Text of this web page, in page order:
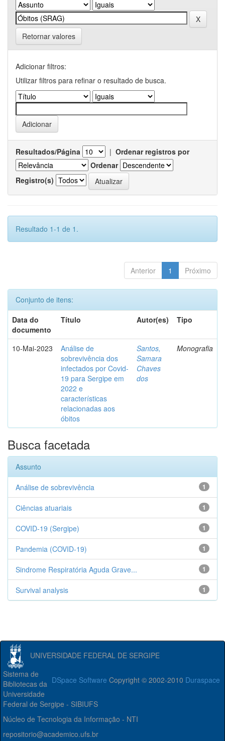
Retornar valores
Adicionar filtros:
Utilizar filtros para refinar o resultado de busca.
Resultados/Página | Ordenar registros por
Ordenar
Registro(s)
Resultado 1-1 de 1.
Anterior 1 Próximo
Conjunto de itens:
Data do
documento
Título Autor(es) Tipo
10-Mai-2023
Análise de
sobrevivência dos
infectados por Covid-
19 para Sergipe em
2022 e
características
relacionadas aos
óbitos
Santos,
Samara
Chaves
dos
Monografia
Busca facetada
Assunto
1
Análise de sobrevivência
1
Ciências atuariais
1
COVID-19 (Sergipe)
1
Pandemia (COVID-19)
1
Sindrome Respiratória Aguda Grave...
1
Survival analysis
UNIVERSIDADE FEDERAL DE SERGIPE
DSpace Software Copyright © 2002-2010 Duraspace
Sistema de
Bibliotecas da
Universidade
Federal de Sergipe - SIBIUFS
Núcleo de Tecnologia da Informação - NTI
repositorio@academico.ufs.br